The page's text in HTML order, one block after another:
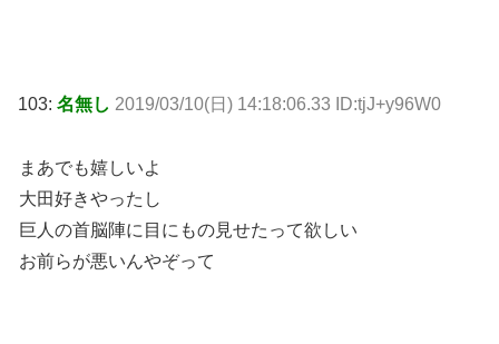
103: 名無し 2019/03/10(日) 14:18:06.33 ID:tjJ+y96W0
まあでも嬉しいよ
大田好きやったし
巨人の首脳陣に目にもの見せたって欲しい
お前らが悪いんやぞって